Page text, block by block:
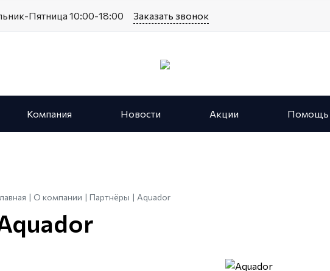
Пятница 10:00-18:00 Заказать звонок
Компания Новости Акции Помощь
О компании Партнёры Aquador